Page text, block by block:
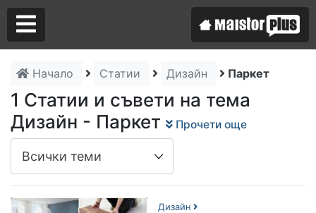
Начало Статии Дизайн Паркет
1 Статии и съвети на тема
Дизайн - Паркет
Прочети още
Дизайн
Аз съм майстор
Търся майстор